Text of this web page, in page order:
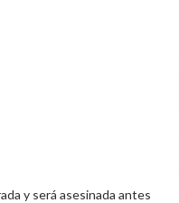
y será asesinada antes